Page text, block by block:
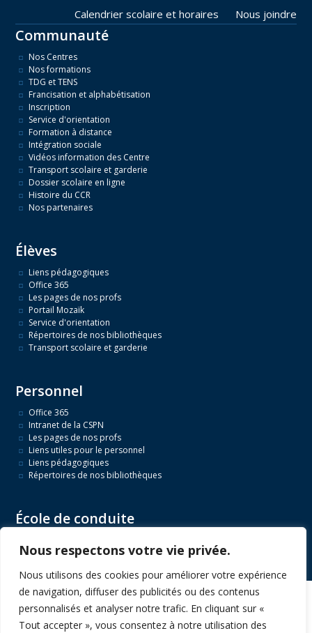
Nous respectons votre vie privée.
Nous utilisons des cookies pour améliorer votre expérience
de navigation, diffuser des publicités ou des contenus
personnalisés et analyser notre trafic. En cliquant sur «
Tout accepter », vous consentez à notre utilisation des
Calendrier scolaire et horaires Nous joindre
Communauté
Nos Centres
Nos formations
TDG et TENS
Francisation et alphabétisation
Inscription
Service d'orientation
Formation à distance
Intégration sociale
Vidéos information des Centre
Transport scolaire et garderie
Dossier scolaire en ligne
Histoire du CCR
Nos partenaires
Élèves
Liens pédagogiques
Office 365
Les pages de nos profs
Portail Mozaïk
Service d'orientation
Répertoires de nos bibliothèques
Transport scolaire et garderie
Personnel
Office 365
Intranet de la CSPN
Les pages de nos profs
Liens utiles pour le personnel
Liens pédagogiques
Répertoires de nos bibliothèques
École de conduite
Détails du cours
Règles de confidentialité